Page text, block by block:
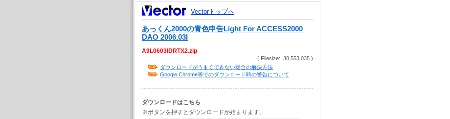
Vectorトップへ
あっくん2000の青色申告Light For ACCESS2000
DAO 2006.03I
A9L0603IDRTX2.zip
( Filesize: 38,553,035 )
ダウンロードがうまくできない場合の解決方法
Google Chrome等でのダウンロード時の警告について
ダウンロードはこちら
※ボタンを押すとダウンロードが始まります。